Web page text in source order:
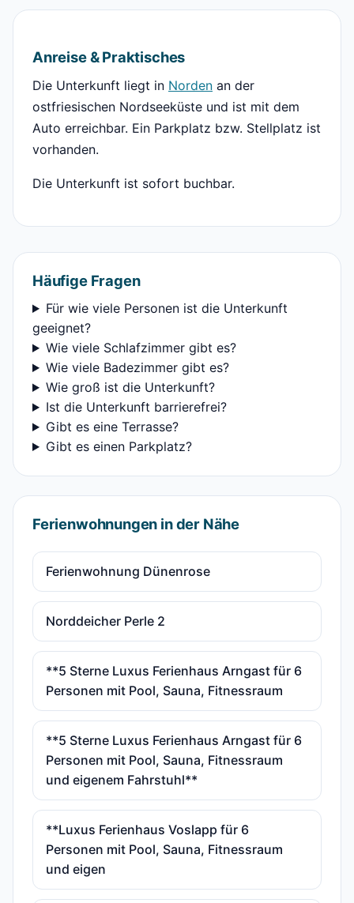
Anreise & Praktisches
Die Unterkunft liegt in Norden an der
ostfriesischen Nordseeküste und ist mit dem
Auto erreichbar. Ein Parkplatz bzw. Stellplatz ist
vorhanden.
Die Unterkunft ist sofort buchbar.
Häufige Fragen
Für wie viele Personen ist die Unterkunft
geeignet?
Wie viele Schlafzimmer gibt es?
Wie viele Badezimmer gibt es?
Wie groß ist die Unterkunft?
Ist die Unterkunft barrierefrei?
Gibt es eine Terrasse?
Gibt es einen Parkplatz?
Ferienwohnungen in der Nähe
Ferienwohnung Dünenrose
Norddeicher Perle 2
**5 Sterne Luxus Ferienhaus Arngast für 6
Personen mit Pool, Sauna, Fitnessraum
**5 Sterne Luxus Ferienhaus Arngast für 6
Personen mit Pool, Sauna, Fitnessraum
und eigenem Fahrstuhl**
**Luxus Ferienhaus Voslapp für 6
Personen mit Pool, Sauna, Fitnessraum
und eigen